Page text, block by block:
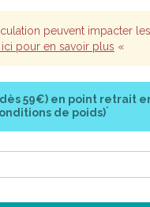
peuvent impacter
pour en savoir plus «
59€) en point retrait
de poids)*